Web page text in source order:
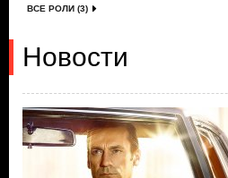
ВСЕ РОЛИ (3)
Новости